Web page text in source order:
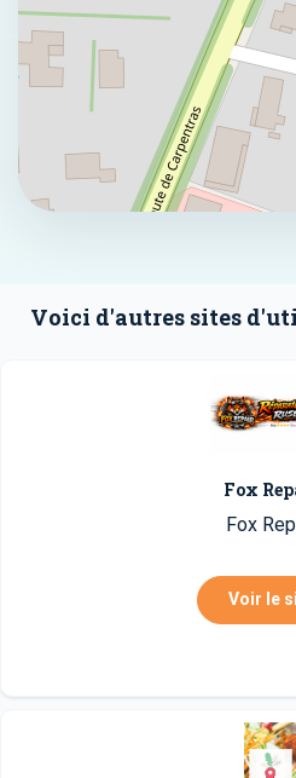
Voici d'autres sites
Fox
Fox
Voir le